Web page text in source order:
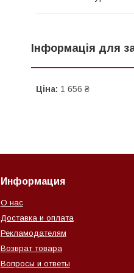
Інформація для
Ціна: 1 656 ₴
Информация
О нас
Доставка и оплата
Рекламодателям
Возврат товара
Вопросы и ответы